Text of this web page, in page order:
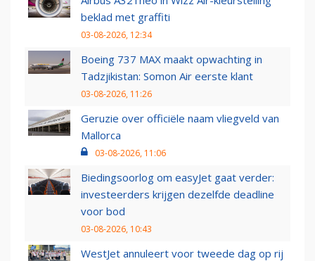
beklad met graffiti
03-08-2026, 12:34
Boeing 737 MAX maakt opwachting in
Tadzjikistan: Somon Air eerste klant
03-08-2026, 11:26
Geruzie over officiële naam vliegveld van
Mallorca
03-08-2026, 11:06
Biedingsoorlog om easyJet gaat verder:
investeerders krijgen dezelfde deadline
voor bod
03-08-2026, 10:43
WestJet annuleert voor tweede dag op rij